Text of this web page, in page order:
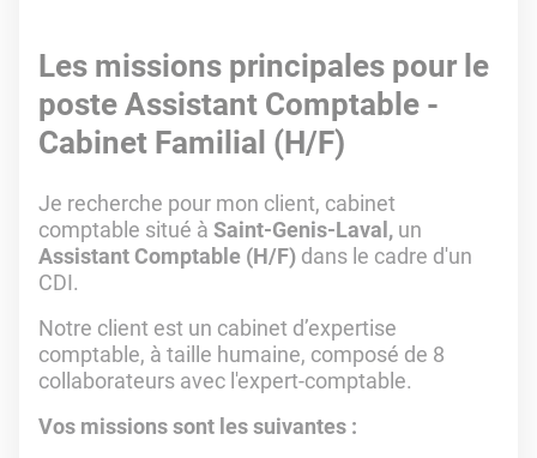
Les missions principales pour le
poste Assistant Comptable -
Cabinet Familial (H/F)
Je recherche pour mon client, cabinet
comptable situé à Saint-Genis-Laval, un
Assistant Comptable (H/F) dans le cadre d'un
CDI.
Notre client est un cabinet d’expertise
comptable, à taille humaine, composé de 8
collaborateurs avec l'expert-comptable.
Vos missions sont les suivantes :